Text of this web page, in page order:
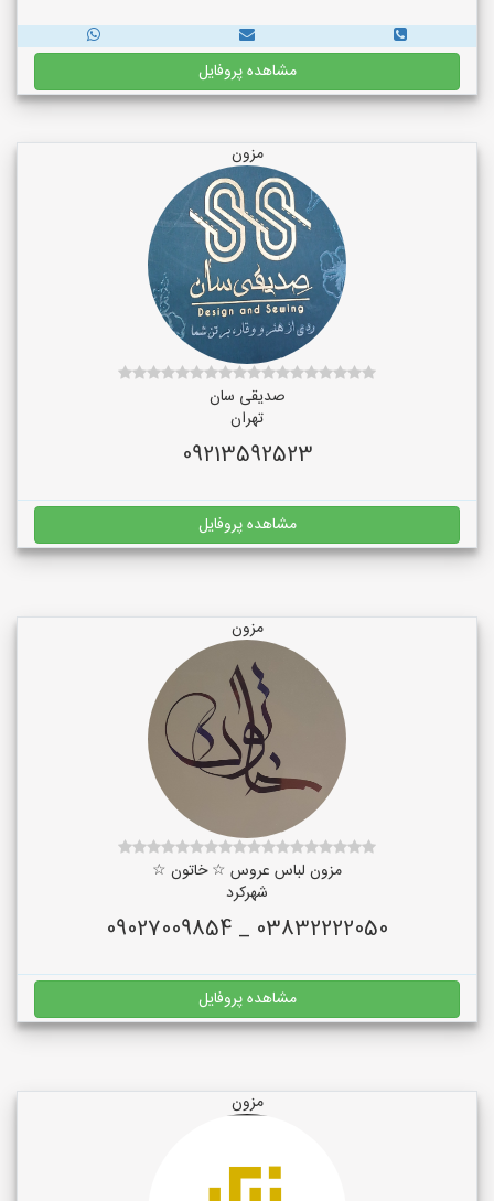
مشاهده پروفایل
مزون
صدیقی سان
تهران
09213592523
مشاهده پروفایل
مزون
مزون لباس عروس ☆ خاتون ☆
شهرکرد
03832222050 _ 09027009854
مشاهده پروفایل
مزون